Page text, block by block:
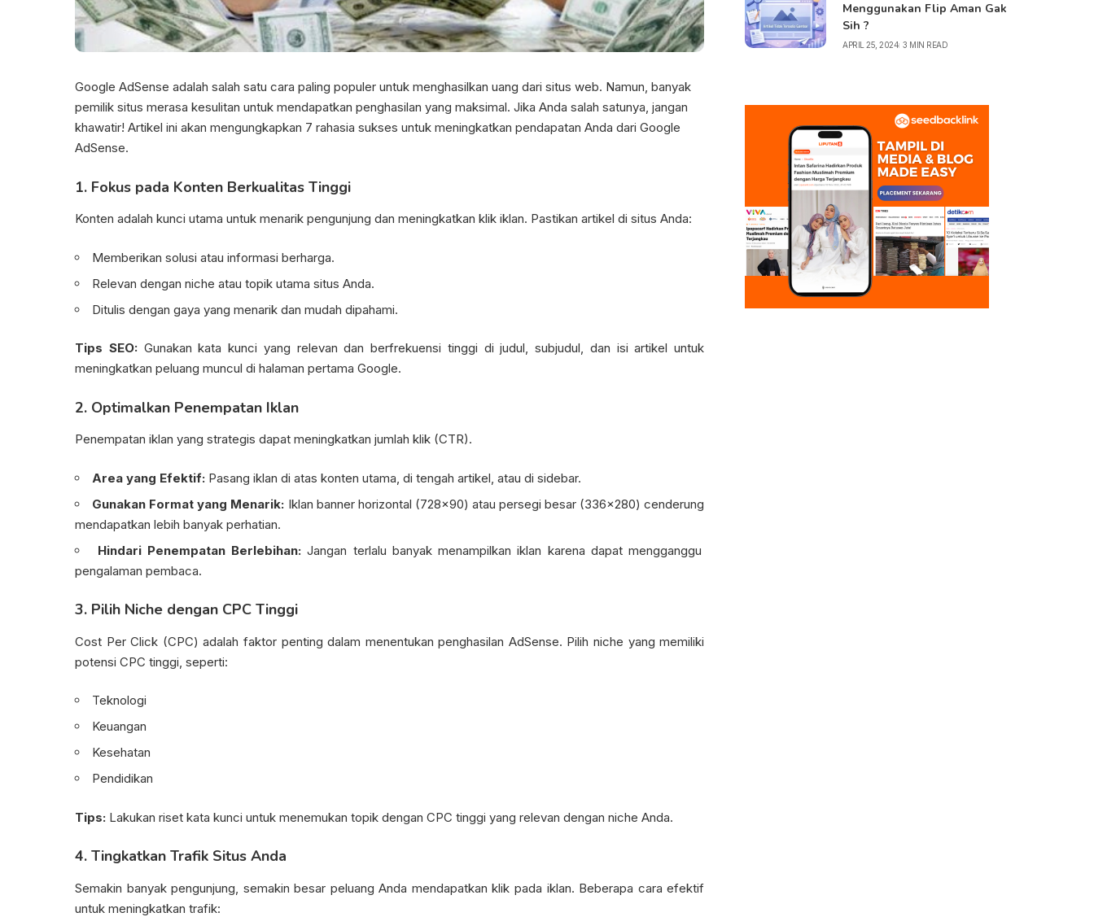
Google AdSense adalah salah satu cara paling populer untuk menghasilkan uang dari situs web. Namun, banyak
pemilik situs merasa kesulitan untuk mendapatkan penghasilan yang maksimal. Jika Anda salah satunya, jangan
khawatir! Artikel ini akan mengungkapkan 7 rahasia sukses untuk meningkatkan pendapatan Anda dari Google
AdSense.
1. Fokus pada Konten Berkualitas Tinggi
Konten adalah kunci utama untuk menarik pengunjung dan meningkatkan klik iklan. Pastikan artikel di situs Anda:
Memberikan solusi atau informasi berharga.
Relevan dengan niche atau topik utama situs Anda.
Ditulis dengan gaya yang menarik dan mudah dipahami.
Tips SEO:Gunakan kata kunci yang relevan dan berfrekuensi tinggi di judul, subjudul, dan isi artikel untuk
meningkatkan peluang muncul di halaman pertama Google.
2. Optimalkan Penempatan Iklan
Penempatan iklan yang strategis dapat meningkatkan jumlah klik (CTR).
Area yang Efektif: Pasang iklan di atas konten utama, di tengah artikel, atau di sidebar.
Gunakan Format yang Menarik: Iklan banner horizontal (728×90) atau persegi besar (336×280) cenderung
mendapatkan lebih banyak perhatian.
Hindari Penempatan Berlebihan: Jangan terlalu banyak menampilkan iklan karena dapat mengganggu
pengalaman pembaca.
3. Pilih Niche dengan CPC Tinggi
Cost Per Click (CPC) adalah faktor penting dalam menentukan penghasilan AdSense. Pilih niche yang memiliki
potensi CPC tinggi, seperti:
Teknologi
Keuangan
Kesehatan
Pendidikan
Tips: Lakukan riset kata kunci untuk menemukan topik dengan CPC tinggi yang relevan dengan niche Anda.
4. Tingkatkan Trafik Situs Anda
Semakin banyak pengunjung, semakin besar peluang Anda mendapatkan klik pada iklan. Beberapa cara efektif
untuk meningkatkan trafik:
Menggunakan Flip Aman Gak
Sih ?
APRIL 25, 2024 3 MIN READ